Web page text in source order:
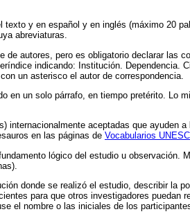
y en español y en inglés (máximo 20
abreviaturas.
de autores, pero es obligatorio declarar las
indicando: Institución. Dependencia.
un asterisco el autor de correspondencia.
en un solo párrafo, en tiempo pretérito. Lo
internacionalmente aceptadas que ayuden
en las páginas de Vocabularios
lógico del estudio u observación.
donde se realizó el estudio, describir la
para que otros investigadores puedan
el nombre o las iniciales de los